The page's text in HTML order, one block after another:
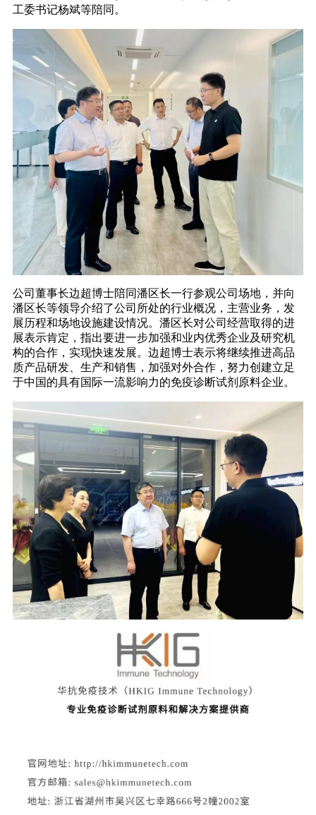
工委书记杨斌等陪同。
公司董事长边超博士陪同潘区长一行参观公司场地，并向
潘区长等领导介绍了公司所处的行业概况，主营业务，发
展历程和场地设施建设情况。潘区长对公司经营取得的进
展表示肯定，指出要进一步加强和业内优秀企业及研究机
构的合作，实现快速发展。边超博士表示将继续推进高品
质产品研发、生产和销售，加强对外合作，努力创建立足
于中国的具有国际一流影响力的免疫诊断试剂原料企业。